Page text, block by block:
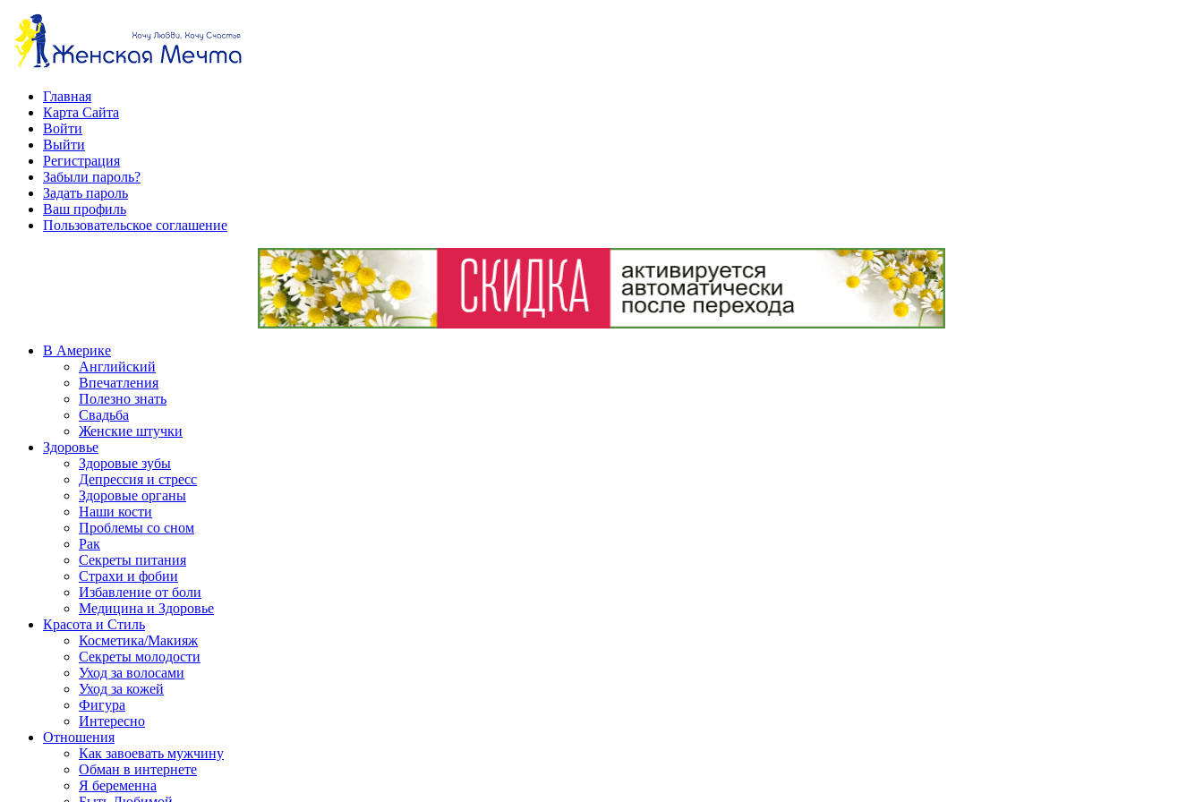
Главная
Карта Сайта
Войти
Выйти
Регистрация
Забыли пароль?
Задать пароль
Ваш профиль
Пользовательское соглашение
В Америке
Английский
Впечатления
Полезно знать
Свадьба
Женские штучки
Здоровье
Здоровые зубы
Депрессия и стресс
Здоровые органы
Наши кости
Проблемы со сном
Рак
Секреты питания
Страхи и фобии
Избавление от боли
Медицина и Здоровье
Красота и Стиль
Косметика/Макияж
Секреты молодости
Уход за волосами
Уход за кожей
Фигура
Интересно
Отношения
Как завоевать мужчину
Обман в интернете
Я беременна